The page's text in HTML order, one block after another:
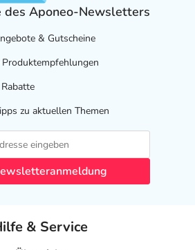
des Aponeo-Newsletters
& Gutscheine
zu aktuellen Themen
& Service